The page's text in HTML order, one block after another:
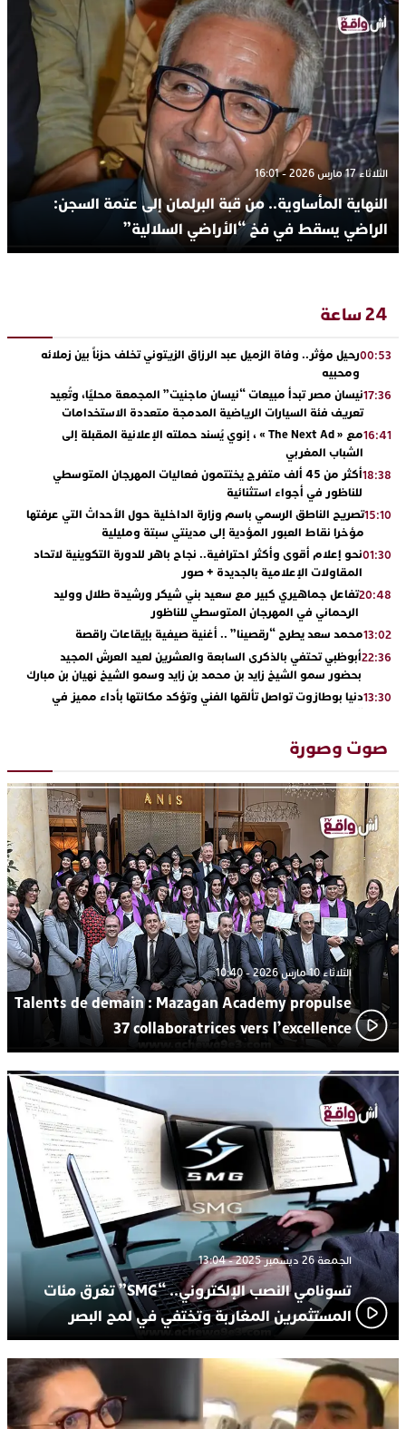
الثلاثاء 17 مارس 2026 - 16:01
النهاية المأساوية.. من قبة البرلمان إلى عتمة السجن:
الراضي يسقط في فخ “الأراضي السلالية”
24 ساعة
00:53رحيل مؤثر.. وفاة الزميل عبد الرزاق الزيتوني تخلف حزناً بين زملائه
ومحبيه
17:36نيسان مصر تبدأ مبيعات “نيسان ماجنيت” المجمعة محليًا، وتُعِيد
تعريف فئة السيارات الرياضية المدمجة متعددة الاستخدامات
16:41
مع « The Next Ad » ، إنوي يُسند حملته الإعلانية المقبلة إلى
الشباب المغربي
18:38
أكثر من 45 ألف متفرج يختتمون فعاليات المهرجان المتوسطي
للناظور في أجواء استثنائية
15:10تصريح الناطق الرسمي باسم وزارة الداخلية حول الأحداث التي عرفتها
مؤخرا نقاط العبور المؤدية إلى مدينتي سبتة ومليلية
01:30نحو إعلام أقوى وأكثر احترافية.. نجاح باهر للدورة التكوينية لاتحاد
المقاولات الإعلامية بالجديدة + صور
20:48تفاعل جماهيري كبير مع سعيد بني شيكر ورشيدة طلال ووليد
الرحماني في المهرجان المتوسطي للناظور
13:02محمد سعد يطرح “رقصينا” .. أغنية صيفية بإيقاعات راقصة
22:36أبوظبي تحتفي بالذكرى السابعة والعشرين لعيد العرش المجيد
بحضور سمو الشيخ زايد بن محمد بن زايد وسمو الشيخ نهيان بن مبارك
13:30دنيا بوطازوت تواصل تألقها الفني وتؤكد مكانتها بأداء مميز في
رهينتين من قبضة ذي سوابق بالجديدة
اتحاد المقاولات الإعلامية يقود قاطرة التكوين بالجديدة ويستضيف
الإعلامي سعيد بلفقير في دورة استثنائية
23:18 ترسيخا لثقافة ترشيد الموارد المائية.. اختتام فعاليات النسخة الثانية
من “القرية الذكية للماء” بمركز الاصطياف ببوزنيقة
17:36 من الراب والراي إلى العيطة والأغنية الأمازيغية.. مهرجان الناظور
المتوسطي يحتفي بتنوع الموسيقى المغربية
صوت وصورة
الثلاثاء 10 مارس 2026 - 10:40
Talents de demain : Mazagan Academy propulse
37 collaboratrices vers l’excellence
الجمعة 26 ديسمبر 2025 - 13:04
تسونامي النصب الإلكتروني.. “SMG” تغرق مئات
المستثمرين المغاربة وتختفي في لمح البصر